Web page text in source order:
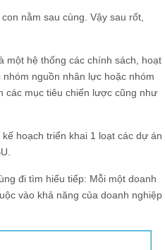
nằm sau cùng. Vậy sau rốt,
một hệ thống các chính sách, hoạt
nguồn nhân lực hoặc nhóm
các mục tiêu chiến lược cũng như
hoạch triển khai 1 loạt các dự án
đi tìm hiểu tiếp: Mỗi một doanh
vào khả năng của doanh nghiệp